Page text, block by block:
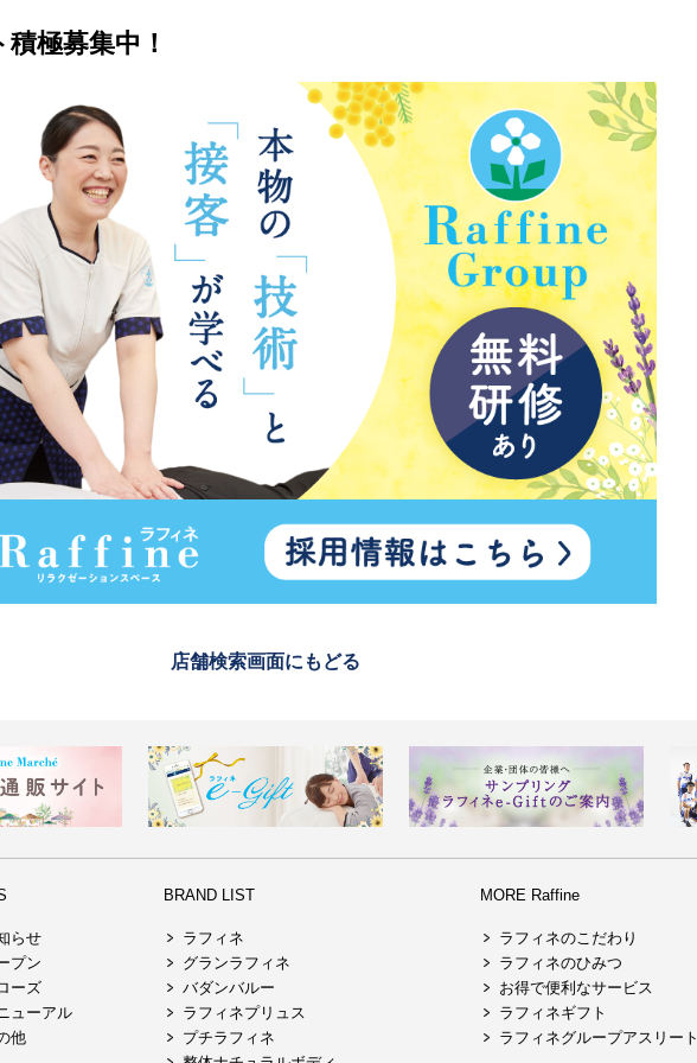
極募集中！
店舗検索画面にもどる
らせ
プン
ーズ
ューアル
他
BRAND LIST
ラフィネ
グランラフィネ
バダンバルー
ラフィネプリュス
プチラフィネ
MORE Raffine
ラフィネのこだわり
ラフィネのひみつ
お得で便利なサービス
ラフィネギフト
ラフィネグループアスリート